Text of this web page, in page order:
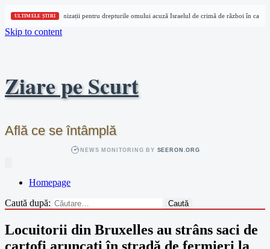
ULTIMELE ȘTIRITrei organizații pentru drepturile omului acuză Israelul de crimă de război în cazul
Skip to content
Ziare pe Scurt
Află ce se întâmplă
NEWS MONITORING BY SEERON.ORG
Homepage
Caută după:
Locuitorii din Bruxelles au strâns saci de